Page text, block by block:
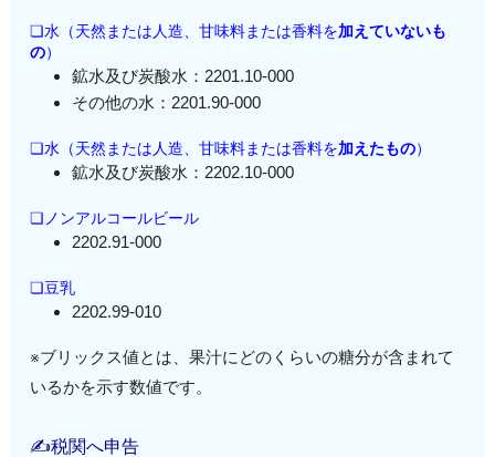
❏水（天然または人造、甘味料または香料を加えていないも
の）
鉱水及び炭酸水：2201.10-000
その他の水：2201.90-000
❏水（天然または人造、甘味料または香料を加えたもの）
鉱水及び炭酸水：2202.10-000
❏ノンアルコールビール
2202.91-000
❏豆乳
2202.99-010
※ブリックス値とは、果汁にどのくらいの糖分が含まれて
いるかを示す数値です。
✍税関へ申告